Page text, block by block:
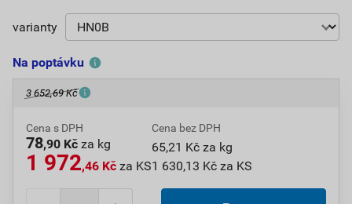
varianty
Na poptávku
3 652,69 Kč
Cena s DPH
78,90 Kč za kg
1 972,46 Kč za KS
Cena bez DPH
65,21 Kč za kg
1 630,13 Kč za KS